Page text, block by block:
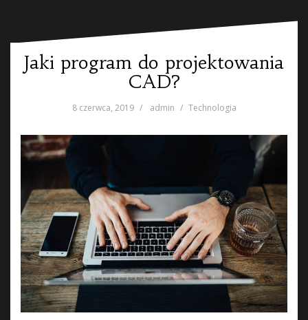
Jaki program do projektowania
CAD?
8 czerwca, 2019 admin Technologia